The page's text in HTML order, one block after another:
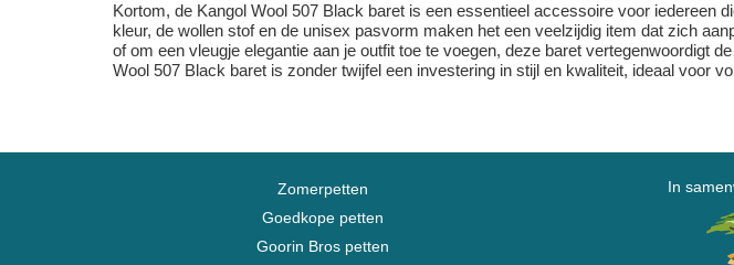
Kortom, de Kangol Wool 507 Black baret is een essentieel accessoire voor iedereen
kleur, de wollen stof en de unisex pasvorm maken het een veelzijdig item dat zich
of om een vleugje elegantie aan je outfit toe te voegen, deze baret vertegenwoordigt
Wool 507 Black baret is zonder twijfel een investering in stijl en kwaliteit, ideaal voor
Zomerpetten
Goedkope petten
Goorin Bros petten
In